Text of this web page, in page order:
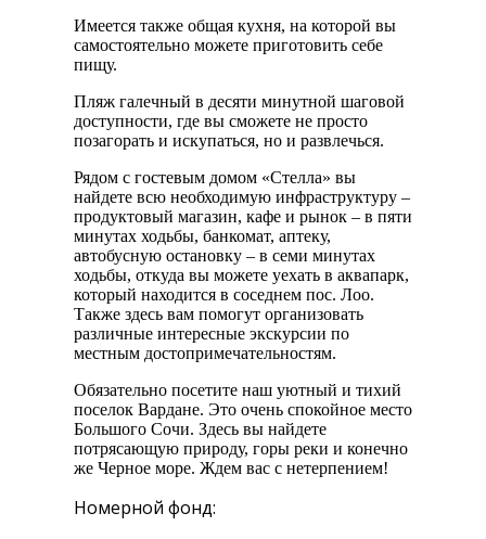
Имеется также общая кухня, на которой вы
самостоятельно можете приготовить себе
пищу.
Пляж галечный в десяти минутной шаговой
доступности, где вы сможете не просто
позагорать и искупаться, но и развлечься.
Рядом с гостевым домом «Стелла» вы
найдете всю необходимую инфраструктуру –
продуктовый магазин, кафе и рынок – в пяти
минутах ходьбы, банкомат, аптеку,
автобусную остановку – в семи минутах
ходьбы, откуда вы можете уехать в аквапарк,
который находится в соседнем пос. Лоо.
Также здесь вам помогут организовать
различные интересные экскурсии по
местным достопримечательностям.
Обязательно посетите наш уютный и тихий
поселок Вардане. Это очень спокойное место
Большого Сочи. Здесь вы найдете
потрясающую природу, горы реки и конечно
же Черное море. Ждем вас с нетерпением!
Номерной фонд: